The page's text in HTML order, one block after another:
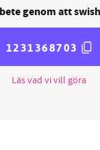
genom att
1231368703
Läs vad vi vill göra